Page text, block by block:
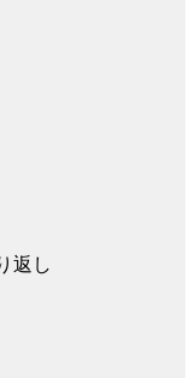
返し